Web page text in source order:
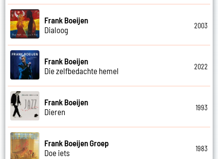
Frank Boeijen
Dialoog
2003
Frank Boeijen
Die zelfbedachte hemel
2022
Frank Boeijen
Dieren
1993
Frank Boeijen Groep
Doe iets
1983